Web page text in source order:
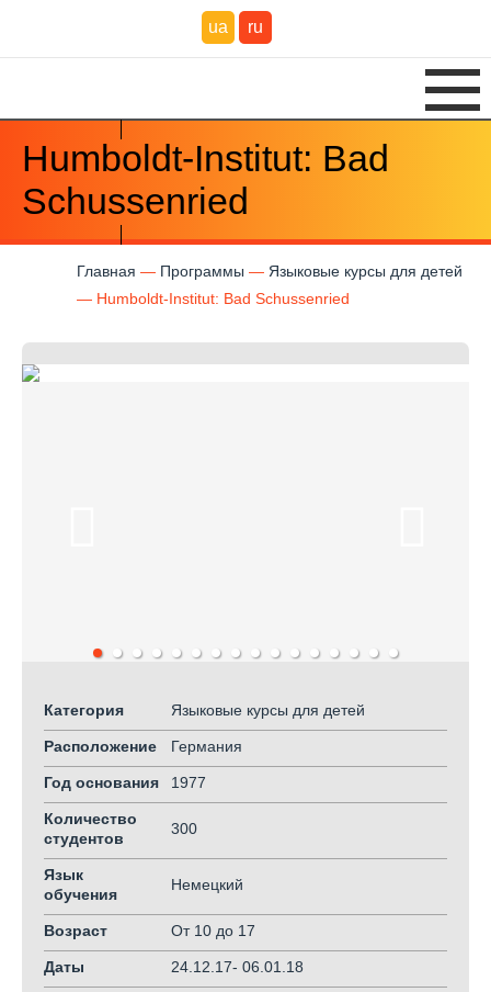
ua ru
Humboldt-Institut: Bad
Schussenried
Главная Программы
Языковые курсы для детей
Humboldt-Institut: Bad Schussenried
Категория Языковые курсы для детей
Расположение Германия
Год основания 1977
Количество
студентов
300
Язык
обучения
Немецкий
Возраст От 10 до 17
Даты 24.12.17- 06.01.18